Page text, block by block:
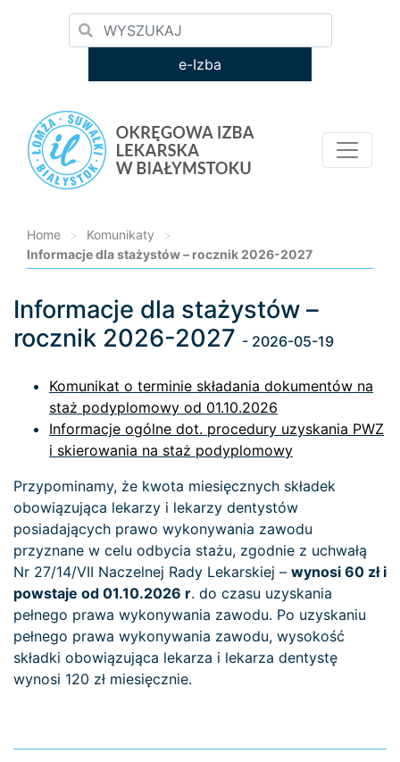
e-Izba
Home > Komunikaty
>
Informacje dla stażystów – rocznik 2026-2027
Loading...
Informacje dla stażystów –
rocznik 2026-2027 - 2026-05-19
Komunikat o terminie składania dokumentów na
staż podyplomowy od 01.10.2026
Informacje ogólne dot. procedury uzyskania PWZ
i skierowania na staż podyplomowy
Przypominamy, że kwota miesięcznych składek
obowiązująca lekarzy i lekarzy dentystów
posiadających prawo wykonywania zawodu
przyznane w celu odbycia stażu, zgodnie z uchwałą
Nr 27/14/VII Naczelnej Rady Lekarskiej – wynosi 60 zł i
powstaje od 01.10.2026 r. do czasu uzyskania
pełnego prawa wykonywania zawodu. Po uzyskaniu
pełnego prawa wykonywania zawodu, wysokość
składki obowiązująca lekarza i lekarza dentystę
wynosi 120 zł miesięcznie.